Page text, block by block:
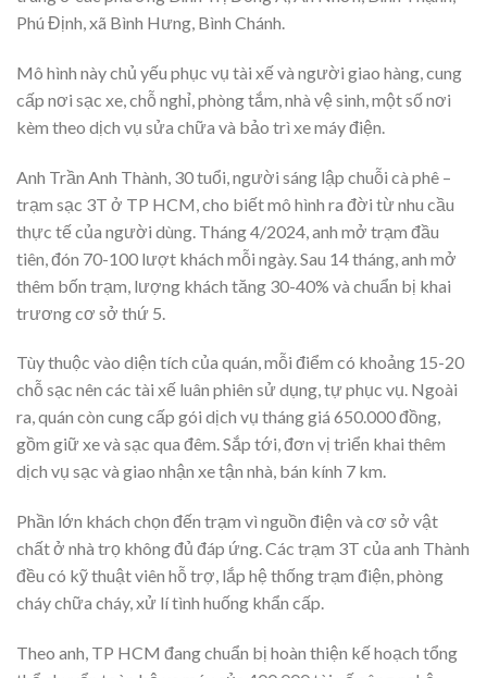
Phú Định, xã Bình Hưng, Bình Chánh.
Mô hình này chủ yếu phục vụ tài xế và người giao hàng, cung
cấp nơi sạc xe, chỗ nghỉ, phòng tắm, nhà vệ sinh, một số nơi
kèm theo dịch vụ sửa chữa và bảo trì xe máy điện.
Anh Trần Anh Thành, 30 tuổi, người sáng lập chuỗi cà phê –
trạm sạc 3T ở TP HCM, cho biết mô hình ra đời từ nhu cầu
thực tế của người dùng. Tháng 4/2024, anh mở trạm đầu
tiên, đón 70-100 lượt khách mỗi ngày. Sau 14 tháng, anh mở
thêm bốn trạm, lượng khách tăng 30-40% và chuẩn bị khai
trương cơ sở thứ 5.
Tùy thuộc vào diện tích của quán, mỗi điểm có khoảng 15-20
chỗ sạc nên các tài xế luân phiên sử dụng, tự phục vụ. Ngoài
ra, quán còn cung cấp gói dịch vụ tháng giá 650.000 đồng,
gồm giữ xe và sạc qua đêm. Sắp tới, đơn vị triển khai thêm
dịch vụ sạc và giao nhận xe tận nhà, bán kính 7 km.
Phần lớn khách chọn đến trạm vì nguồn điện và cơ sở vật
chất ở nhà trọ không đủ đáp ứng. Các trạm 3T của anh Thành
đều có kỹ thuật viên hỗ trợ, lắp hệ thống trạm điện, phòng
cháy chữa cháy, xử lí tình huống khẩn cấp.
Theo anh, TP HCM đang chuẩn bị hoàn thiện kế hoạch tổng